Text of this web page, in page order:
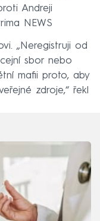
Andreji
NEWS
„Neregistruji od
sbor nebo
mafii proto, aby
zdroje,“ řekl